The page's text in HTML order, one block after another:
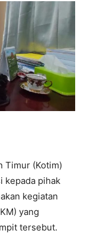
Timur (Kotim)
kepada pihak
kegiatan
yang
tersebut.